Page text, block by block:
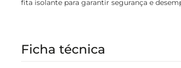
fita isolante para garantir segurança e
Ficha técnica